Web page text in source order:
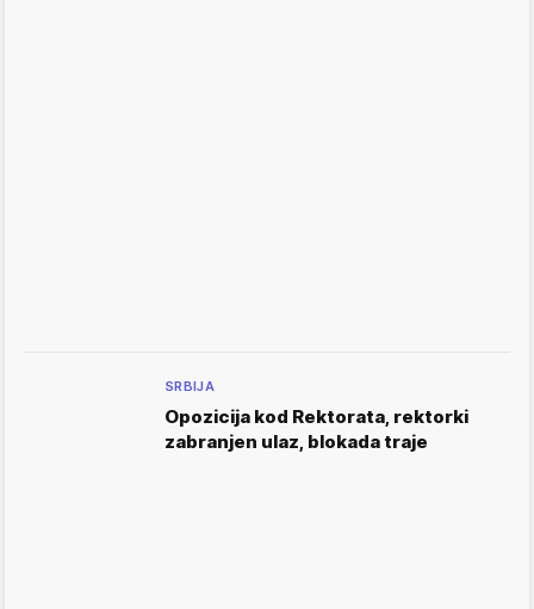
SRBIJA
Opozicija kod Rektorata, rektorki
zabranjen ulaz, blokada traje